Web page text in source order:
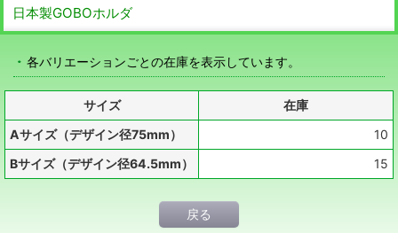
日本製GOBOホルダ
各バリエーションごとの在庫を表示しています。
サイズ
在庫
Aサイズ（デザイン径75mm）
10
Bサイズ（デザイン径64.5mm）
15
戻る